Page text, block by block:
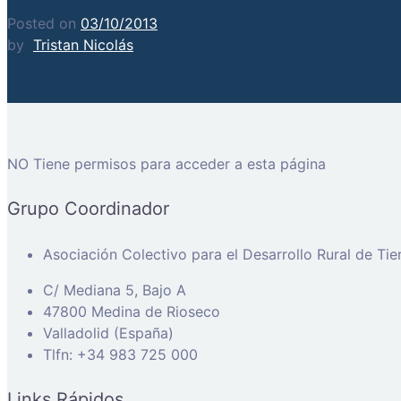
Posted on 03/10/2013
by Tristan Nicolás
NO Tiene permisos para acceder a esta página
Grupo Coordinador
Asociación Colectivo para el Desarrollo Rural de
C/ Mediana 5, Bajo A
47800 Medina de Rioseco
Valladolid (España)
Tlfn: +34 983 725 000